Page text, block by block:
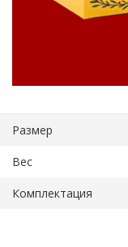
Размер
Вес
Комплектация